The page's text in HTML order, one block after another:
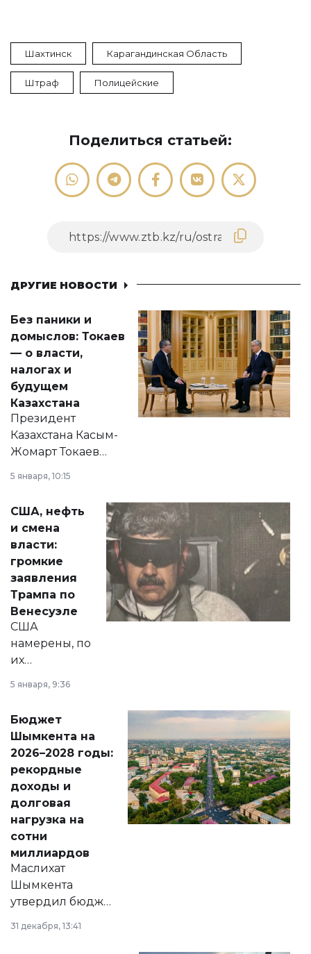
Шахтинск Карагандинская Область
Штраф Полицейские
Поделиться статьей:
ДРУГИЕ НОВОСТИ
Без паники и
домыслов: Токаев
— о власти,
налогах и
будущем
Казахстана
Президент
Казахстана Касым-
Жомарт Токаев
сразу несколько
актуальных тем —
от слухов о
политических
реформах до
вопросов армии,
экономики и
личного здоровья.
5 января, 10:15
США, нефть
и смена
власти:
громкие
заявления
Трампа по
Венесуэле
США
намерены, по
их
принести
народу
Венесуэлы.
5 января, 9:36
Бюджет
Шымкента на
2026–2028 годы:
рекордные
доходы и
долговая
нагрузка на
сотни
миллиардов
Маслихат
Шымкента
утвердил бюджет
города на 2026–
2028 годы.
31 декабря, 13:41